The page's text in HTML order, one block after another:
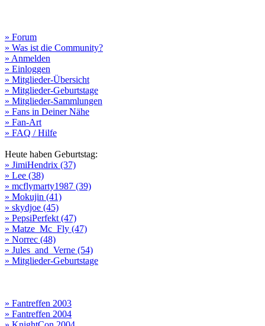
» Forum
» Was ist die Community?
» Anmelden
» Einloggen
» Mitglieder-Übersicht
» Mitglieder-Geburtstage
» Mitglieder-Sammlungen
» Fans in Deiner Nähe
» Fan-Art
» FAQ / Hilfe
Heute haben Geburtstag:
» JimiHendrix (37)
» Lee (38)
» mcflymarty1987 (39)
» Mokujin (41)
» skydjoe (45)
» PepsiPerfekt (47)
» Matze_Mc_Fly (47)
» Norrec (48)
» Jules_and_Verne (54)
» Mitglieder-Geburtstage
» Fantreffen 2003
» Fantreffen 2004